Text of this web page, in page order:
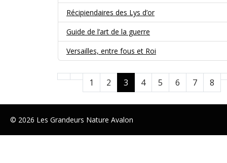
Récipiendaires des Lys d’or
Guide de l’art de la guerre
Versailles, entre fous et Roi
1 2 3 4 5 6 7 8
© 2026 Les Grandeurs Nature Avalon